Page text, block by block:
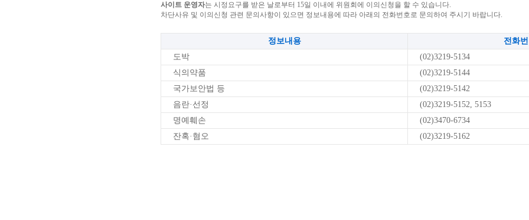
사이트 운영자는 시정요구를 받은 날로부터 15일 이내에 위원회에 이의신청을 할 수 있습니다.
차단사유 및 이의신청 관련 문의사항이 있으면 정보내용에 따라 아래의 전화번호로 문의하여 주시기 바랍니다.
정보내용
전화
도박
(02)3219-5134
식의약품
(02)3219-5144
국가보안법 등
(02)3219-5142
음란·선정
(02)3219-5152, 5153
명예훼손
(02)3470-6734
잔혹·혐오
(02)3219-5162